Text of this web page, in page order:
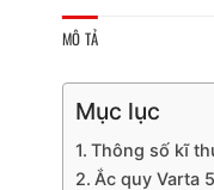
MÔ TẢ
Mục lục
Thông số kĩ
Ắc quy Varta